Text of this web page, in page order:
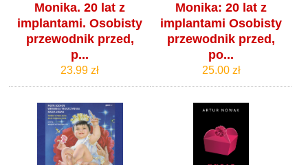
Monika. 20 lat z
implantami. Osobisty
przewodnik przed,
p...
23.99 zł
Monika: 20 lat z
implantami Osobisty
przewodnik przed,
po...
25.00 zł